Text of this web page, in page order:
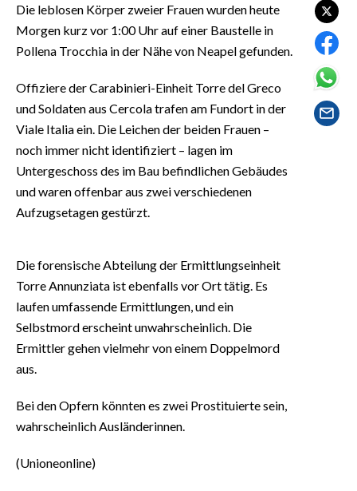
EVENTI
INSULARITÀ
VIDEO
INFO AZIENDE
ANNUNCI
NECROLOGI
Die leblosen Körper zweier Frauen wurden heute
Morgen kurz vor 1:00 Uhr auf einer Baustelle in
Pollena Trocchia in der Nähe von Neapel gefunden.
Offiziere der Carabinieri-Einheit Torre del Greco
und Soldaten aus Cercola trafen am Fundort in der
Viale Italia ein. Die Leichen der beiden Frauen –
noch immer nicht identifiziert – lagen im
Untergeschoss des im Bau befindlichen Gebäudes
und waren offenbar aus zwei verschiedenen
Aufzugsetagen gestürzt.
Die forensische Abteilung der Ermittlungseinheit
Torre Annunziata ist ebenfalls vor Ort tätig. Es
laufen umfassende Ermittlungen, und ein
Selbstmord erscheint unwahrscheinlich. Die
Ermittler gehen vielmehr von einem Doppelmord
aus.
Bei den Opfern könnten es zwei Prostituierte sein,
wahrscheinlich Ausländerinnen.
(Unioneonline)